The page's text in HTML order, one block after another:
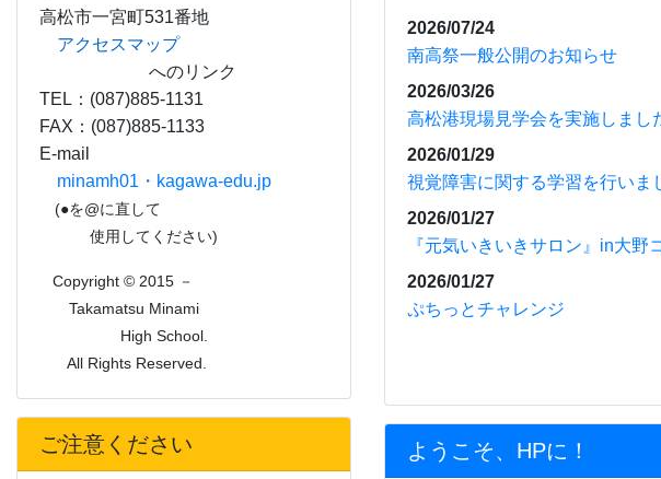
高松市一宮町531番地
アクセスマップ
へのリンク
TEL：(087)885-1131
FAX：(087)885-1133
E-mail
minamh01・kagawa-edu.jp
(●を@に直して
使用してください)
Copyright © 2015 －
Takamatsu Minami
High School.
All Rights Reserved.
ご注意ください
2026/07/24
南高祭一般公開のお知らせ
2026/03/26
高松港現場見学会を実施しまし
2026/01/29
視覚障害に関する学習を行いま
2026/01/27
『元気いきいきサロン』in大野
2026/01/27
ぷちっとチャレンジ
ようこそ、HPに！